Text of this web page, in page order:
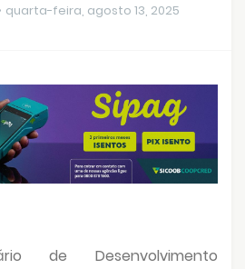
quarta-feira, agosto 13, 2025
de Desenvolvimento